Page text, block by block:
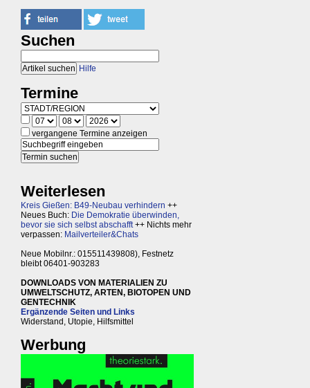
Suchen
Hilfe
Termine
vergangene Termine anzeigen
Weiterlesen
Kreis Gießen: B49-Neubau verhindern ++
Neues Buch: Die Demokratie überwinden,
bevor sie sich selbst abschafft++ Nichts mehr
verpassen: Mailverteiler&Chats
Neue Mobilnr.: 015511439808), Festnetz
bleibt 06401-903283
DOWNLOADS VON MATERIALIEN ZU
UMWELTSCHUTZ, ARTEN, BIOTOPEN UND
GENTECHNIK
Ergänzende Seiten und Links
Widerstand, Utopie, Hilfsmittel
Werbung